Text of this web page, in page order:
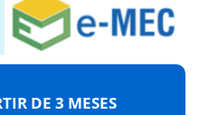
DE 3 MESES